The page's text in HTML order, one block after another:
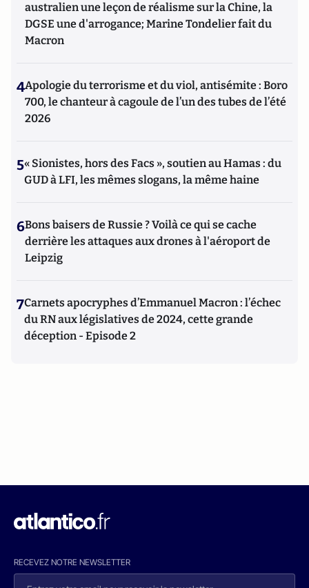
australien une leçon de réalisme sur la Chine, la
DGSE une d'arrogance; Marine Tondelier fait du
Macron
4Apologie du terrorisme et du viol, antisémite : Boro
700, le chanteur à cagoule de l’un des tubes de l’été
2026
5« Sionistes, hors des Facs », soutien au Hamas : du
GUD à LFI, les mêmes slogans, la même haine
6Bons baisers de Russie ? Voilà ce qui se cache
derrière les attaques aux drones à l'aéroport de
Leipzig
7Carnets apocryphes d’Emmanuel Macron : l’échec
du RN aux législatives de 2024, cette grande
déception - Episode 2
RECEVEZ NOTRE NEWSLETTER